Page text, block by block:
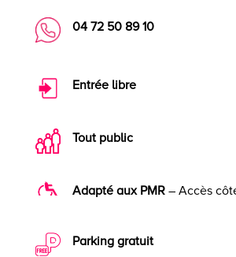
04 72 50 89 10
Entrée libre
Tout public
Adapté aux PMR– Accès
Parking gratuit